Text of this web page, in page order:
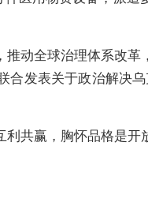
动全球治理体系改革
发表关于政治解决
共赢，胸怀品格是